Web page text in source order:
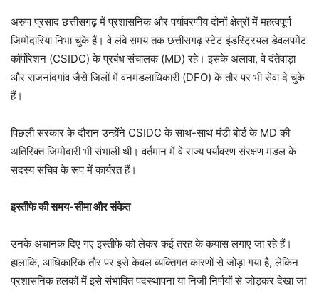
अरुण प्रसाद छत्तीसगढ़ में प्रशासनिक और पर्यावरणीय दोनों क्षेत्रों में महत्वपूर्ण
जिम्मेदारियां निभा चुके हैं। वे लंबे समय तक छत्तीसगढ़ स्टेट इंडस्ट्रियल डेवलपमेंट
कॉर्पोरेशन (CSIDC) के प्रबंध संचालक (MD) रहे। इसके अलावा, वे दंतेवाड़ा
और राजनांदगांव जैसे जिलों में वनमंडलाधिकारी (DFO) के तौर पर भी सेवा दे चुके
हैं।
पिछली सरकार के दौरान उन्होंने CSIDC के साथ-साथ मंडी बोर्ड के MD की
अतिरिक्त जिम्मेदारी भी संभाली थी। वर्तमान में वे राज्य पर्यावरण संरक्षण मंडल के
सदस्य सचिव के रूप में कार्यरत हैं।
इस्तीफे की समय-सीमा और संकेत
उनके अचानक दिए गए इस्तीफे को लेकर कई तरह के कयास लगाए जा रहे हैं।
हालांकि, आधिकारिक तौर पर इसे केवल व्यक्तिगत कारणों से जोड़ा गया है, लेकिन
प्रशासनिक हलकों में इसे संभावित पदस्थापना या निजी निर्णयों से जोड़कर देखा जा